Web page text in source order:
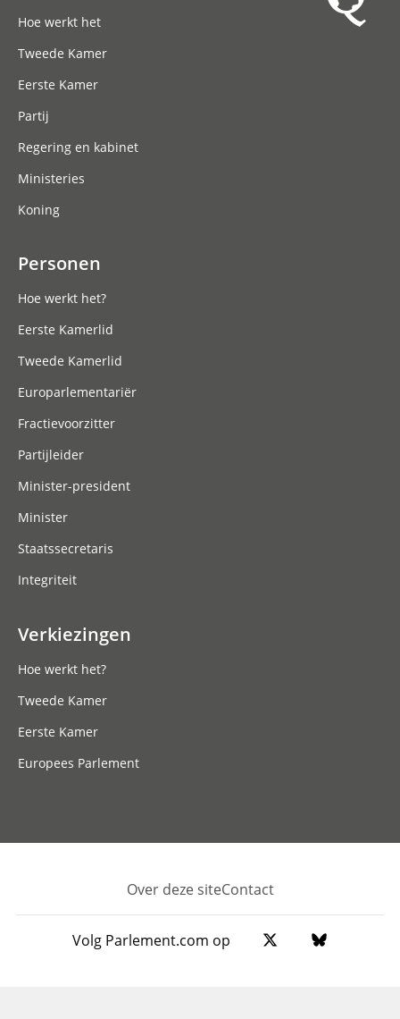
Hoe werkt het
Tweede Kamer
Eerste Kamer
Partij
Regering en kabinet
Ministeries
Koning
Personen
Hoe werkt het?
Eerste Kamerlid
Tweede Kamerlid
Europarlementariër
Fractievoorzitter
Partijleider
Minister-president
Minister
Staatssecretaris
Integriteit
Verkiezingen
Hoe werkt het?
Tweede Kamer
Eerste Kamer
Europees Parlement
Footer
Over deze siteContact
Volg Parlement.com op